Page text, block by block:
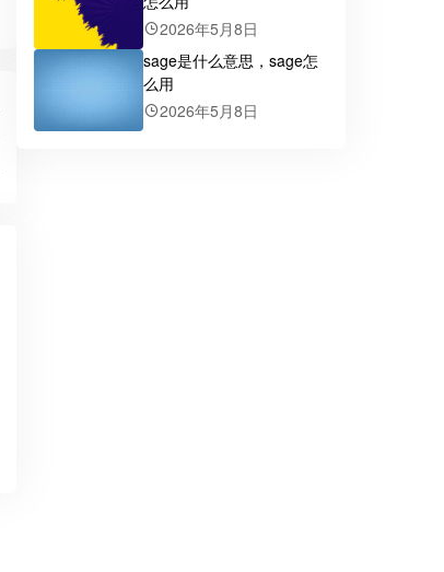
2026年5月8日
sage是什么意思，sage怎
么用
2026年5月8日